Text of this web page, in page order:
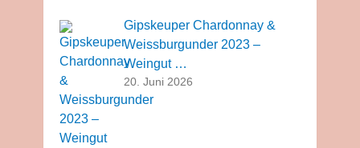
Gipskeuper Chardonnay &
Weissburgunder 2023 –
Weingut …
20. Juni 2026